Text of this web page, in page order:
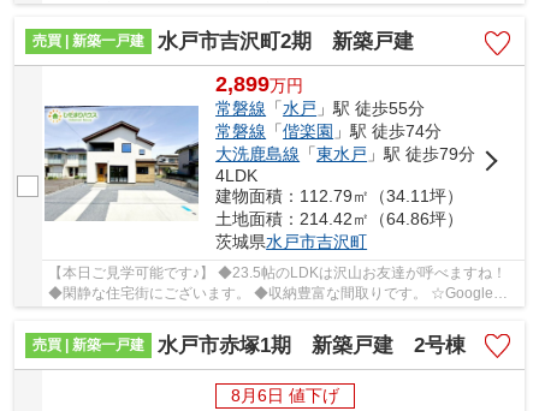
♪ ◆各居室にはしっかりと収納を完備！ ☆Googl...
売買 | 新築一戸建
水戸市吉沢町2期 新築戸建
2,899万円
常磐線 「水戸 」駅 徒歩55分
常磐線 「偕楽園 」駅 徒歩74分
大洗鹿島線 「東水戸 」駅 徒歩79分
4LDK
建物面積：112.79㎡（34.11坪）
土地面積：214.42㎡（64.86坪）
茨城県水戸市吉沢町
【本日ご見学可能です♪】 ◆23.5帖のLDKは沢山お友達が呼べますね！
◆閑静な住宅街にございます。 ◆収納豊富な間取りです。 ☆Google口
売買 | 新築一戸建
水戸市赤塚1期 新築戸建 2号棟
8月6日 値下げ